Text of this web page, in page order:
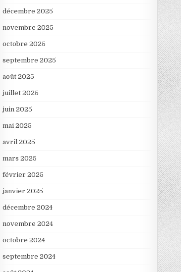
décembre 2025
novembre 2025
octobre 2025
septembre 2025
août 2025
juillet 2025
juin 2025
mai 2025
avril 2025
mars 2025
février 2025
janvier 2025
décembre 2024
novembre 2024
octobre 2024
septembre 2024